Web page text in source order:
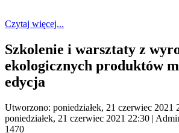
Czytaj więcej...
Szkolenie i warsztaty z
ekologicznych produktów
edycja
Utworzono: poniedziałek, 21 czerwiec 2021
poniedziałek, 21 czerwiec 2021 22:30 |
1470